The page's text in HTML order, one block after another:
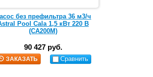
без префильтра 36 м3/ч
Pool Cala 1,5 кВт 220 В
(CA200M)
90 427 руб.
ЗАКАЗАТЬ Сравнить